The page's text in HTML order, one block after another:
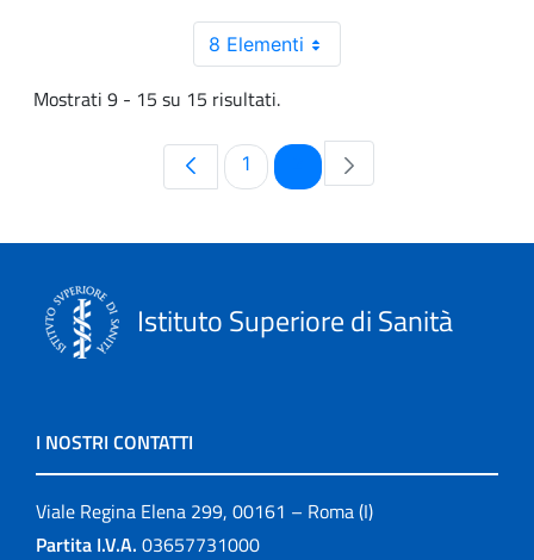
8 Elementi
Mostrati 9 - 15 su 15 risultati.
Pagina
1 Pagina
Istituto Superiore di Sanità
I NOSTRI CONTATTI
Viale Regina Elena 299, 00161 – Roma (I)
Partita I.V.A. 03657731000